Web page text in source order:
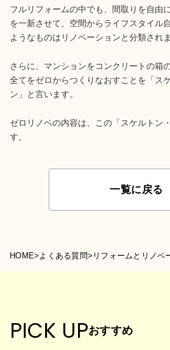
フルリフォームの中でも、間取りを自由
を一新させて、空間からライフスタイル
ようなものはリノベーションと分類されま
さらに、マンションをコンクリートの箱
全てをゼロからつくりなおすことを「ス
ン」と言います。
ゼロリノベの内容は、この「スケルトン
す。
一覧に戻る
HOME>よくある質問>
PICK UPおすすめ